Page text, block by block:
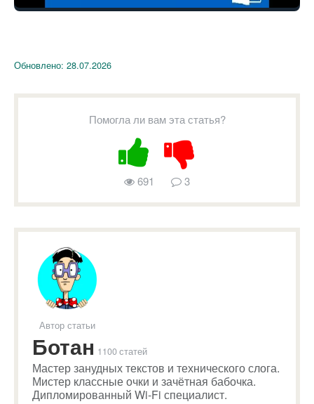
Обновлено: 28.07.2026
Помогла ли вам эта статья?
691 3
Автор статьи
Ботан 1100 статей
Мастер занудных текстов и технического слога.
Мистер классные очки и зачётная бабочка.
Дипломированный Wi-Fi специалист.